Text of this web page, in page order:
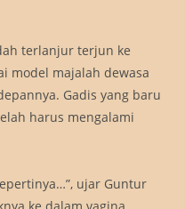
terlanjur terjun ke
model majalah dewasa
Gadis yang baru
harus mengalami
ujar Guntur
ke dalam vagina